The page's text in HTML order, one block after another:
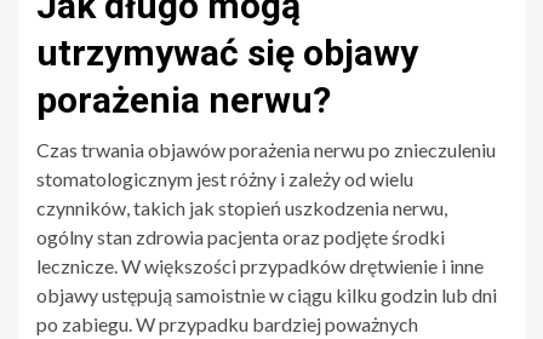
utrzymywać się objawy
porażenia nerwu?
Czas trwania objawów porażenia nerwu po znieczuleniu
stomatologicznym jest różny i zależy od wielu
czynników, takich jak stopień uszkodzenia nerwu,
ogólny stan zdrowia pacjenta oraz podjęte środki
lecznicze. W większości przypadków drętwienie i inne
objawy ustępują samoistnie w ciągu kilku godzin lub dni
po zabiegu. W przypadku bardziej poważnych